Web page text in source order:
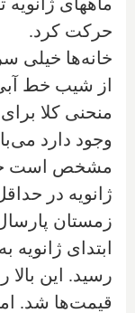
حرکت کرد.
خانه‌ها خیلی
از شیب خط
منحنی کلا
وجود دارد
مشخص است
ژانویه در
رسید. این
قیمت‌ها شد.